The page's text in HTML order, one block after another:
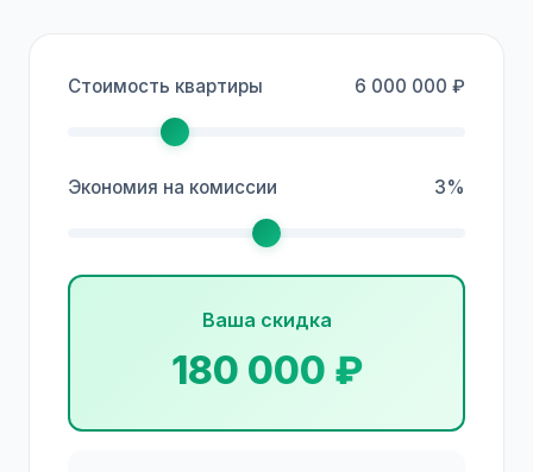
Стоимость квартиры 6 000 000 ₽
Экономия на комиссии 3%
Ваша скидка
180 000 ₽